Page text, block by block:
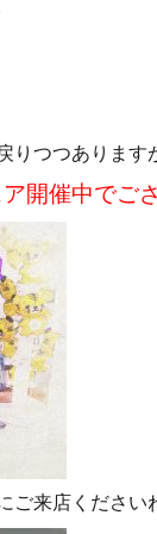
りつつあります
開催中でご
ご来店ください